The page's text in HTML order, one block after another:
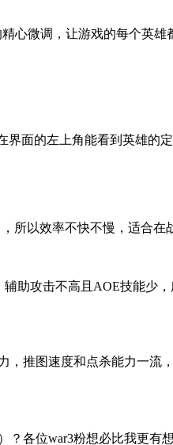
心微调，让游戏的每个英雄
面的左上角能看到英雄的定
所以效率不快不慢，适合在
助攻击不高且AOE技能少
，推图速度和点杀能力一流
各位war3粉想必比我更有想